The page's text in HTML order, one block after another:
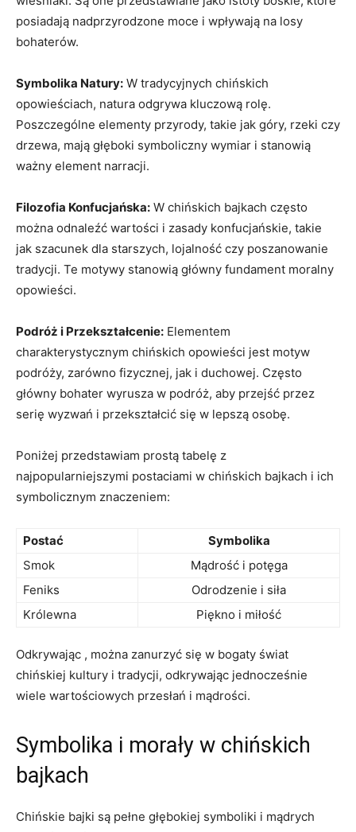
posiadają ​nadprzyrodzone moce i wpływają na losy
bohaterów.
Symbolika Natury: W tradycyjnych chińskich
opowieściach, natura odgrywa kluczową rolę.
Poszczególne elementy przyrody, takie jak góry, rzeki czy
drzewa, mają głęboki symboliczny wymiar i stanowią
ważny ⁤element narracji.
Filozofia Konfucjańska: W chińskich bajkach często
można odnaleźć wartości i zasady ⁤konfucjańskie, takie
jak szacunek dla starszych,​ lojalność czy poszanowanie
tradycji. Te motywy ​stanowią główny ‍fundament moralny
opowieści.
Podróż i Przekształcenie: Elementem
charakterystycznym chińskich opowieści jest motyw
podróży, zarówno fizycznej, jak ‍i duchowej. Często
główny bohater wyrusza w podróż, aby przejść przez
serię wyzwań ⁢i przekształcić się w lepszą osobę.
Poniżej przedstawiam prostą tabelę z
najpopularniejszymi postaciami w chińskich bajkach i ich
symbolicznym znaczeniem:
Postać
Symbolika
Smok
Mądrość i potęga
Feniks
Odrodzenie i siła
Królewna
Piękno i miłość
Odkrywając , można zanurzyć ​się w bogaty świat
chińskiej⁢ kultury‌ i tradycji, odkrywając jednocześnie
wiele wartościowych przesłań‌ i ⁣mądrości.
Symbolika i morały w‌ chińskich
bajkach
Chińskie bajki ⁤są pełne głębokiej symboliki i​ mądrych